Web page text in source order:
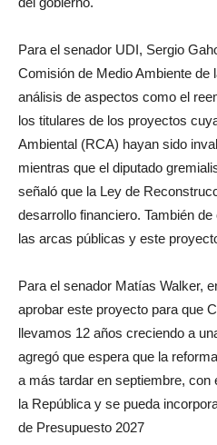
Para el senador UDI, Sergio
Comisión de Medio Ambiente de
análisis de aspectos como el
los titulares de los proyectos
Ambiental (RCA) hayan sido
mientras que el diputado
señaló que la Ley de
desarrollo financiero. También
las arcas públicas y este
Para el senador Matías Walker,
aprobar este proyecto para que
llevamos 12 años creciendo a
agregó que espera que la
a más tardar en septiembre, con
la República y se pueda
de Presupuesto 2027